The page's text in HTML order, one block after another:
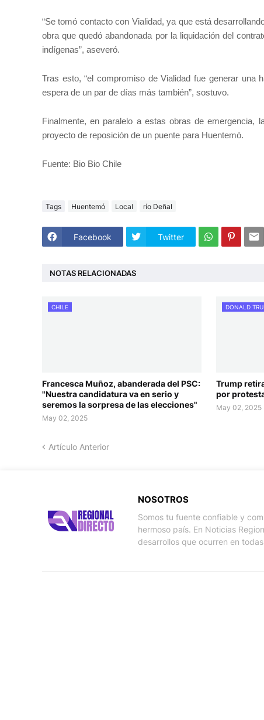
“Se tomó contacto con Vialidad, ya que está
obra que quedó abandonada por la liquidación del
indígenas”, aseveró.
Tras esto, “el compromiso de Vialidad fue generar una
espera de un par de días más también”, sostuvo.
Finalmente, en paralelo a estas obras de emergencia,
proyecto de reposición de un puente para Huentemó.
Fuente: Bio Bio Chile
Tags Huentemó Local río Deñal
Facebook Twitter
NOTAS RELACIONADAS
CHILE
Francesca Muñoz, abanderada del PSC:
"Nuestra candidatura va en serio y
seremos la sorpresa de las elecciones"
May 02, 2025
DONALD
Trump
por
May 02, 2025
Artículo Anterior
NOSOTROS
Somos tu fuente confiable y
hermoso país. En Noticias
desarrollos que ocurren en